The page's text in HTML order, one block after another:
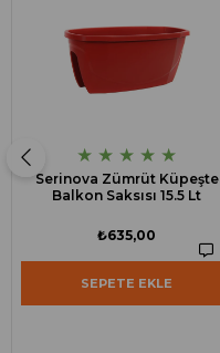
★ ★ ★ ★ ★
Serinova Zümrüt Küpeşte
Balkon Saksısı 15.5 Lt
₺635,00
SEPETE EKLE